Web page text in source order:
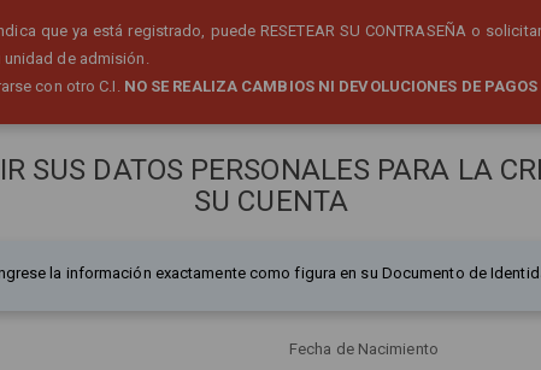
que ya está registrado, puede RESETEAR SU CONTRASEÑA o
de admisión.
con otro C.I. NO SE REALIZA CAMBIOS NI DEVOLUCIONES DE
SUS DATOS PERSONALES PARA LA
SU CUENTA
la información exactamente como figura en su Documento de
Fecha de Nacimiento